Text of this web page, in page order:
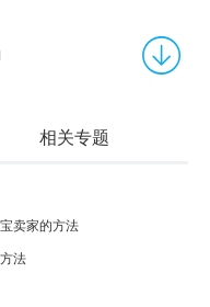
相关专题
卖家的方法
法